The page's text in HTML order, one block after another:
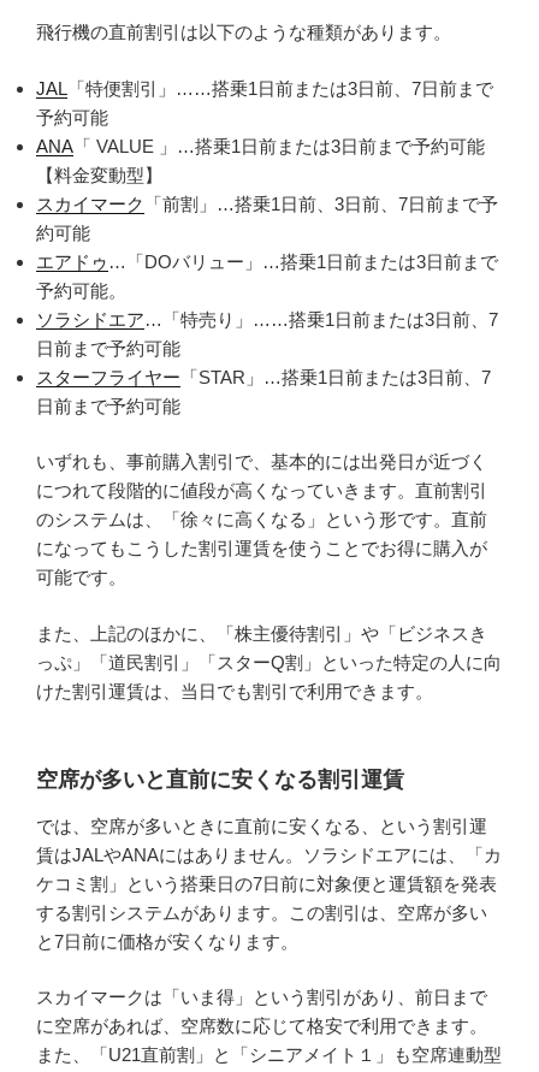
飛行機の直前割引は以下のような種類があります。
JAL 「特便割引」……搭乗1日前または3日前、7日前まで
予約可能
ANA 「 VALUE 」…搭乗1日前または3日前まで予約可能
【料金変動型】
スカイマーク
「前割」…搭乗1日前、3日前、7日前まで予
約可能
エアドゥ …「DOバリュー」…搭乗1日前または3日前まで
予約可能。
ソラシドエア…「特売り」……搭乗1日前または3日前、7
日前まで予約可能
スターフライヤー 「STAR」…搭乗1日前または3日前、7
日前まで予約可能
いずれも、事前購入割引で、基本的には出発日が近づく
につれて段階的に値段が高くなっていきます。直前割引
のシステムは、「徐々に高くなる」という形です。直前
になってもこうした割引運賃を使うことでお得に購入が
可能です。
また、上記のほかに、「株主優待割引」や「ビジネスき
っぷ」「道民割引」「スターQ割」といった特定の人に向
けた割引運賃は、当日でも割引で利用できます。
空席が多いと直前に安くなる割引運賃
では、空席が多いときに直前に安くなる、という割引運
賃はJALやANAにはありません。ソラシドエアには、「カ
ケコミ割」という搭乗日の7日前に対象便と運賃額を発表
する割引システムがあります。この割引は、空席が多い
と7日前に価格が安くなります。
スカイマークは「いま得」という割引があり、前日まで
に空席があれば、空席数に応じて格安で利用できます。
また、「U21直前割」と「シニアメイト１」も空席連動型